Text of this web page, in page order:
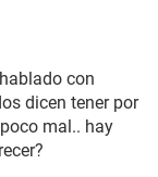
con
dicen tener por
mal.. hay